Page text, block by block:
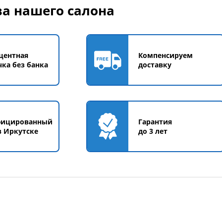
40 41 42 43 44
45 Размер
нашего салона
без банка
Компенсируем
доставку
Иркутске
Гарантия
до 3 лет